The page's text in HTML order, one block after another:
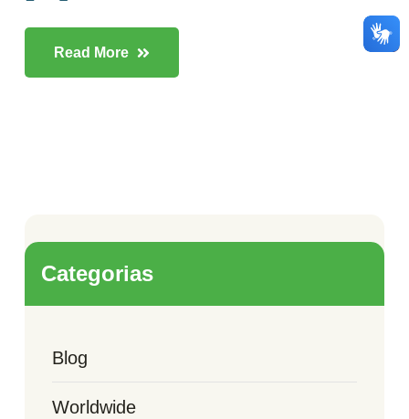
Read More
Categorias
Blog
Worldwide